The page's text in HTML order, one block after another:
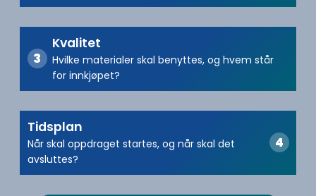
Kvalitet
Hvilke materialer skal benyttes, og hvem står
for innkjøpet?
Tidsplan
Når skal oppdraget startes, og når skal det
avsluttes?